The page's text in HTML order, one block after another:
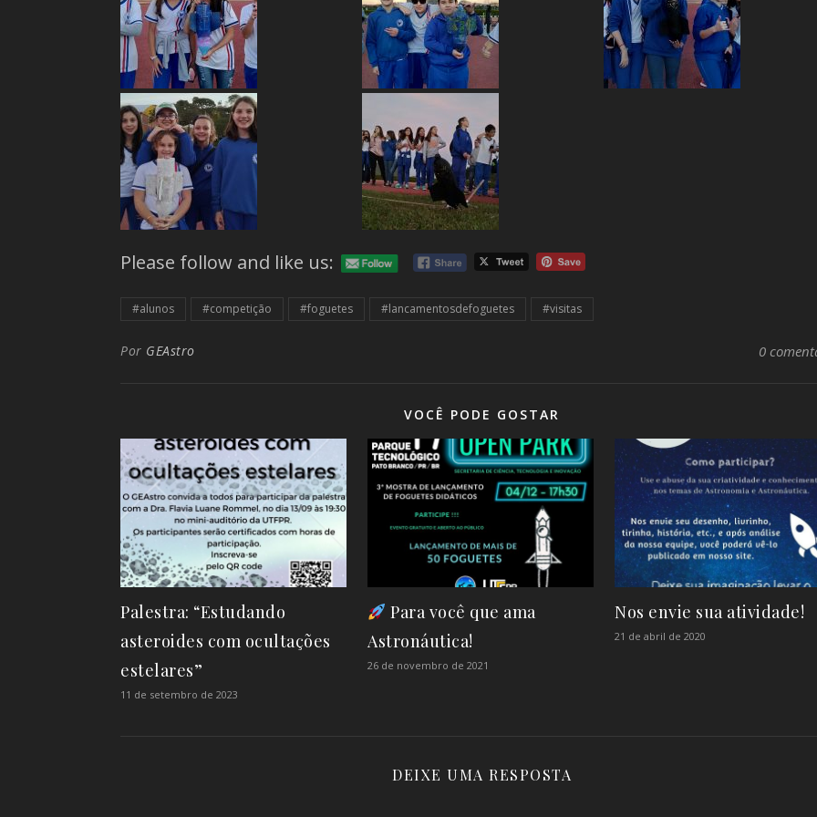
Please follow and like us:
#alunos #competição #foguetes #lancamentosdefoguetes #visitas
Por GEAstro 0
VOCÊ PODE GOSTAR
Palestra: “Estudando
asteroides com ocultações
estelares”
11 de setembro de 2023
Para você que ama
Astronáutica!
26 de novembro de 2021
Nos envie sua atividade!
21 de abril de 2020
DEIXE UMA RESPOSTA